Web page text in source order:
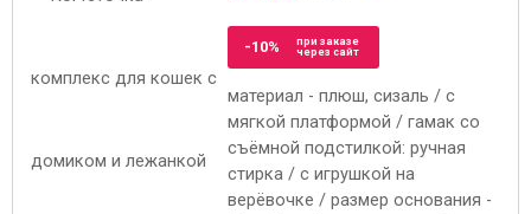
-10%
при заказе
через сайт
материал - плюш, сизаль / с
мягкой платформой / гамак со
съёмной подстилкой: ручная
стирка / с игрушкой на
верёвочке / размер основания -